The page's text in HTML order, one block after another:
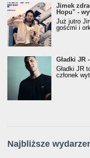
Jimek zdradza
Hopu" - wywiad
Jimek
Hopu" -
Już jutro
gośćmi i
Gładki JR -Gładki JR
Gładki JR
członek
Najbliższe